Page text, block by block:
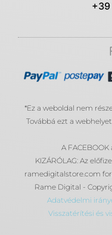
+39
*Ez a weboldal nem
Továbbá ezt a
A FACEBOOK
KIZÁRÓLAG: Az
ramedigitalstore.com
Rame Digital -
Adatvédelmi
Visszatérítési és